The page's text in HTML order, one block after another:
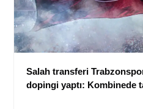
Salah transferi
dopingi yaptı: Kombinede